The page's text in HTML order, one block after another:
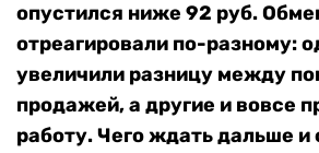
опустился ниже 92 руб.
отреагировали по-разному:
увеличили разницу между
продажей, а другие и вовсе
работу. Чего ждать дальше и